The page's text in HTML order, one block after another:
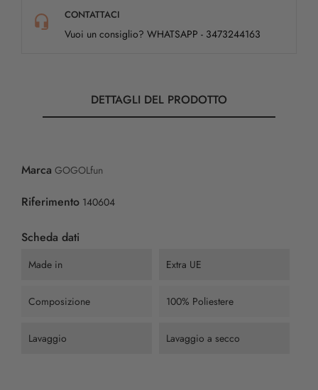
CONTATTACI
Vuoi un consiglio? WHATSAPP - 3473244163
DETTAGLI DEL PRODOTTO
Marca GOGOLfun
Riferimento 140604
Scheda dati
Made in Extra UE
Composizione 100% Poliestere
Lavaggio Lavaggio a secco